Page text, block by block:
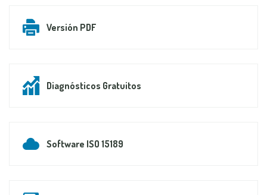
Versión PDF
Diagnósticos Gratuitos
Software ISO 15189